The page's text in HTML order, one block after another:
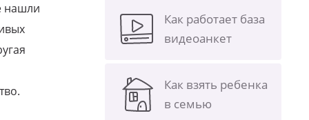
нашли
Как работает база
видеоанкет
Как взять ребенка
в семью